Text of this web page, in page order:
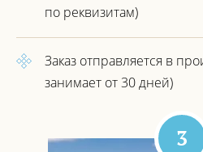
по реквизитам)
Заказ отправляется в
занимает от 30 дней)
3